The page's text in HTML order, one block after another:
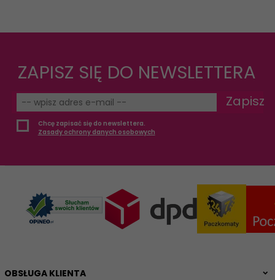
ZAPISZ SIĘ DO NEWSLETTERA
Zapisz
Chcę zapisać się do newslettera.
Zasady ochrony danych osobowych
OBSŁUGA KLIENTA